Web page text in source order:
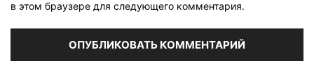
в этом браузере для следующего комментария.